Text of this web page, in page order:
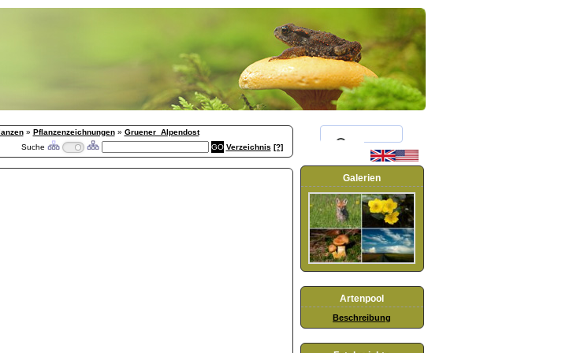
» Pflanzenzeichnungen» Gruener_Alpendost
Suche
Verzeichnis [?]
Galerien
Artenpool
Beschreibung